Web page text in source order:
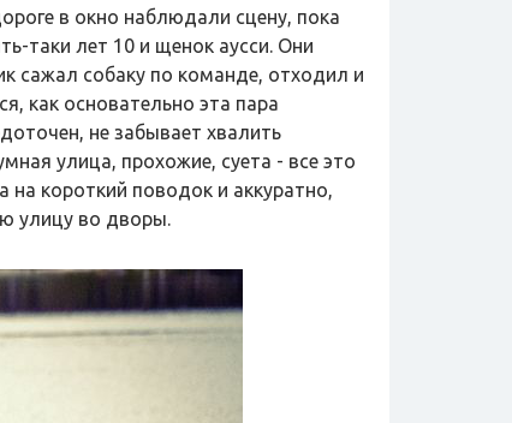
в окно наблюдали сцену, пока
таки лет 10 и щенок аусси. Они
сажал собаку по команде, отходил и
как основательно эта пара
не забывает хвалить
улица, прохожие, суета - все это
на короткий поводок и аккуратно,
улицу во дворы.